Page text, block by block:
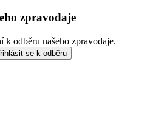
zpravodaje
odběru našeho zpravodaje.
se k odběru